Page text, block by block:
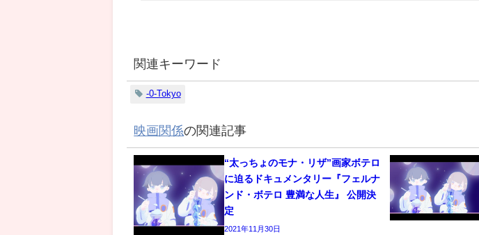
関連キーワード
-0-Tokyo
映画関係の関連記事
“太っちょのモナ・リザ”画家ボテロ
に迫るドキュメンタリー『フェルナ
ンド・ボテロ 豊満な人生』 公開決
定
2021年11月30日